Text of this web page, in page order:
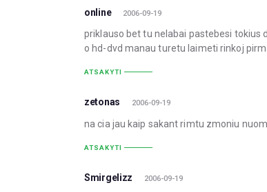
online 2006-09-19
priklauso bet tu nelabai pastebesi tokius
o hd-dvd manau turetu laimeti rinkoj
ATSAKYTI
zetonas 2006-09-19
na cia jau kaip sakant rimtu zmoniu
ATSAKYTI
Smirgelizz 2006-09-19